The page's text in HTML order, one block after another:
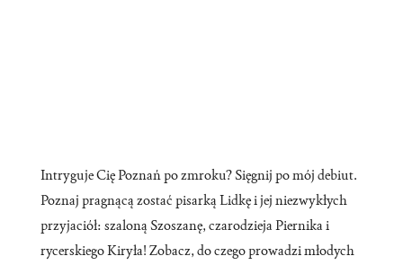
Intryguje Cię Poznań po zmroku? Sięgnij po mój debiut.
Poznaj pragnącą zostać pisarką Lidkę i jej niezwykłych
przyjaciół: szaloną Szoszanę, czarodzieja Piernika i
rycerskiego Kiryła! Zobacz, do czego prowadzi młodych